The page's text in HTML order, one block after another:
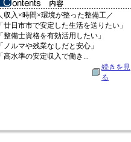
収入×時間×環境が整った整備工／
「廿日市市で安定した生活を送りたい」
「整備士資格を有効活用したい」
「ノルマや残業なしだと安心」
「高水準の安定収入で働き...
続きを見
る